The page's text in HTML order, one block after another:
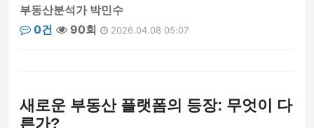
부동산분석가 박민수
0건
90회 2026.04.08 05:07
새로운 부동산 플랫폼의 등장: 무엇이 다
른가?